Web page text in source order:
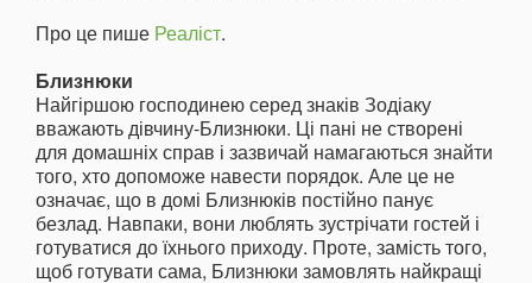
Про це пише Реаліст.
Близнюки
Найгіршою господинею серед знаків Зодіаку
вважають дівчину-Близнюки. Ці пані не створені
для домашніх справ і зазвичай намагаються знайти
того, хто допоможе навести порядок. Але це не
означає, що в домі Близнюків постійно панує
безлад. Навпаки, вони люблять зустрічати гостей і
готуватися до їхнього приходу. Проте, замість того,
щоб готувати сама, Близнюки замовлять найкращі